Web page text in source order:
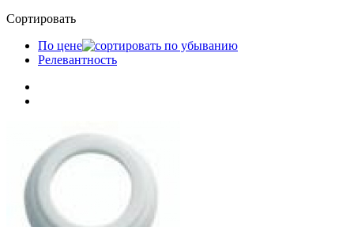
Сортировать
По цене
Релевантность